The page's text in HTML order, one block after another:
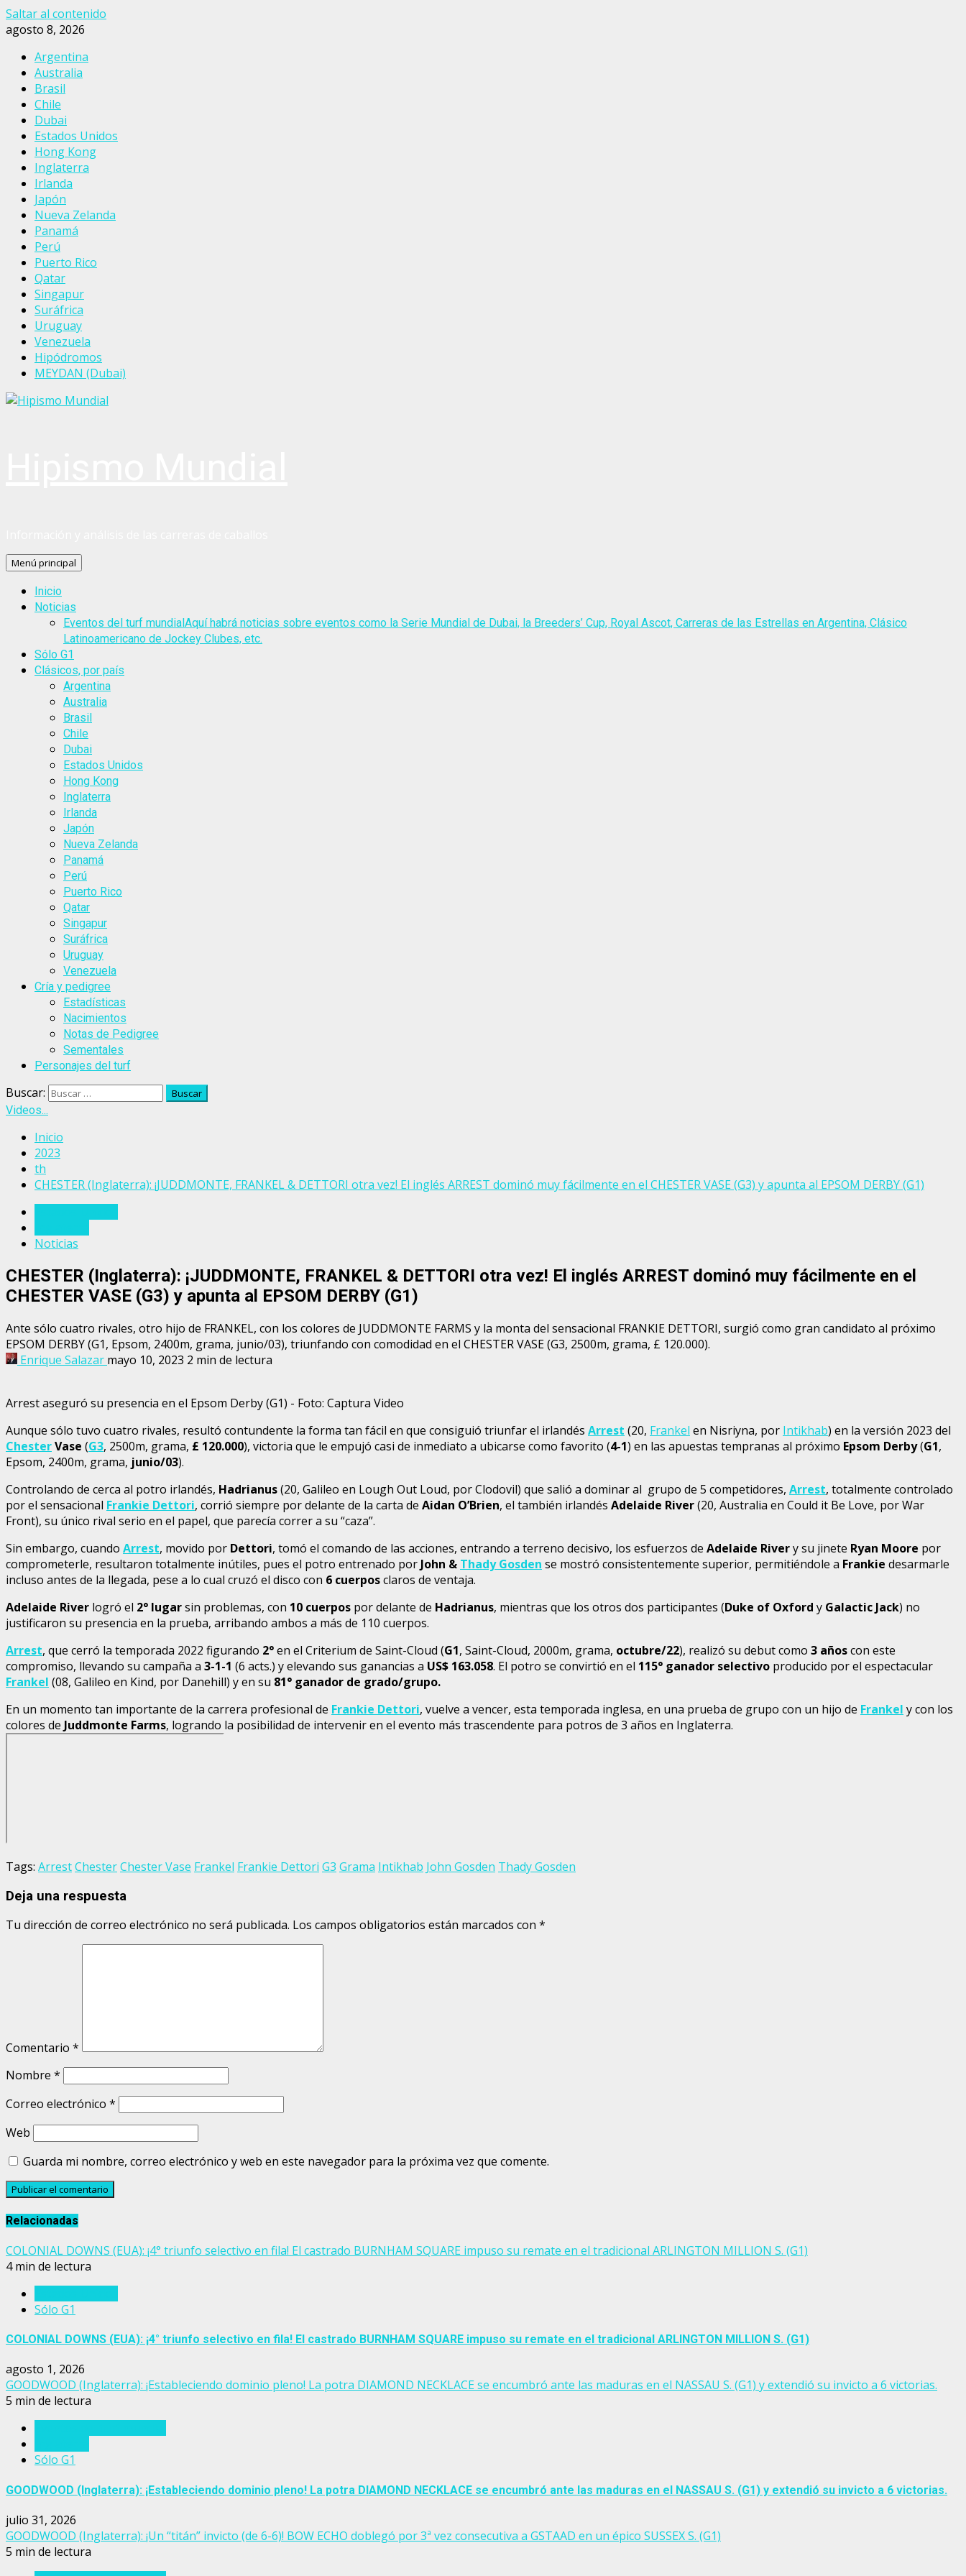
Saltar al contenido
agosto 8, 2026
Argentina
Australia
Brasil
Chile
Dubai
Estados Unidos
Hong Kong
Inglaterra
Irlanda
Japón
Nueva Zelanda
Panamá
Perú
Puerto Rico
Qatar
Singapur
Suráfrica
Uruguay
Venezuela
Hipódromos
MEYDAN (Dubai)
Menú principal
Inicio
Noticias
Eventos del turf mundialAquí habrá noticias sobre eventos como la Serie Mundial de Dubai, la Breeders’ Cup, Royal Ascot, Carreras de las Estrellas en Argentina, Clásico
Latinoamericano de Jockey Clubes, etc.
Sólo G1
Clásicos, por país
Argentina
Australia
Brasil
Chile
Dubai
Estados Unidos
Hong Kong
Inglaterra
Irlanda
Japón
Nueva Zelanda
Panamá
Perú
Puerto Rico
Qatar
Singapur
Suráfrica
Uruguay
Venezuela
Cría y pedigree
Estadísticas
Nacimientos
Notas de Pedigree
Sementales
Personajes del turf
Buscar:
Videos...
Inicio
2023
th
CHESTER (Inglaterra): ¡JUDDMONTE, FRANKEL & DETTORI otra vez! El inglés ARREST dominó muy fácilmente en el CHESTER VASE (G3) y apunta al EPSOM DERBY (G1)
Noticias
CHESTER (Inglaterra): ¡JUDDMONTE, FRANKEL & DETTORI otra vez! El inglés ARREST dominó muy fácilmente en el
CHESTER VASE (G3) y apunta al EPSOM DERBY (G1)
Ante sólo cuatro rivales, otro hijo de FRANKEL, con los colores de JUDDMONTE FARMS y la monta del sensacional FRANKIE DETTORI, surgió como gran candidato al próximo
EPSOM DERBY (G1, Epsom, 2400m, grama, junio/03), triunfando con comodidad en el CHESTER VASE (G3, 2500m, grama, £ 120.000).
Enrique Salazar mayo 10, 2023 2 min de lectura
Arrest aseguró su presencia en el Epsom Derby (G1) - Foto: Captura Video
Aunque sólo tuvo cuatro rivales, resultó contundente la forma tan fácil en que consiguió triunfar el irlandés Arrest (20, Frankel en Nisriyna, por Intikhab) en la versión 2023 del
ChesterVase (G3, 2500m, grama, £ 120.000), victoria que le empujó casi de inmediato a ubicarse como favorito (4-1) en las apuestas tempranas al próximo Epsom Derby(G1,
Epsom, 2400m, grama, junio/03).
Controlando de cerca al potro irlandés, Hadrianus(20, Galileo en Lough Out Loud, por Clodovil) que salió a dominar al grupo de 5 competidores, Arrest, totalmente controlado
por el sensacional Frankie Dettori, corrió siempre por delante de la carta de Aidan O’Brien, el también irlandés Adelaide River(20, Australia en Could it Be Love, por War
Front), su único rival serio en el papel, que parecía correr a su “caza”.
Sin embargo, cuando Arrest, movido por Dettori, tomó el comando de las acciones, entrando a terreno decisivo, los esfuerzos de Adelaide Rivery su jinete Ryan Moore por
comprometerle, resultaron totalmente inútiles, pues el potro entrenado por John & Thady Gosden se mostró consistentemente superior, permitiéndole a Frankie desarmarle
incluso antes de la llegada, pese a lo cual cruzó el disco con 6 cuerposclaros de ventaja.
Adelaide River logró el 2° lugarsin problemas, con 10 cuerpos por delante de Hadrianus, mientras que los otros dos participantes (Duke of Oxford y Galactic Jack) no
justificaron su presencia en la prueba, arribando ambos a más de 110 cuerpos.
Arrest, que cerró la temporada 2022 figurando 2°en el Criterium de Saint-Cloud (G1, Saint-Cloud, 2000m, grama, octubre/22), realizó su debut como 3 añoscon este
compromiso, llevando su campaña a 3-1-1 (6 acts.) y elevando sus ganancias a US$ 163.058. El potro se convirtió en el 115° ganador selectivo producido por el espectacular
Frankel (08, Galileo en Kind, por Danehill) y en su 81° ganador de grado/grupo.
En un momento tan importante de la carrera profesional de Frankie Dettori, vuelve a vencer, esta temporada inglesa, en una prueba de grupo con un hijo de Frankel y con los
colores de Juddmonte Farms, logrando la posibilidad de intervenir en el evento más trascendente para potros de 3 años en Inglaterra.
Tags: ArrestChesterChester Vase Frankel Frankie Dettori G3 Grama Intikhab John Gosden Thady Gosden
Deja una respuesta
Tu dirección de correo electrónico no será publicada. Los campos obligatorios están marcados con *
Comentario *
Nombre *
Correo electrónico *
Web
Guarda mi nombre, correo electrónico y web en este navegador para la próxima vez que comente.
Relacionadas
COLONIAL DOWNS (EUA): ¡4° triunfo selectivo en fila! El castrado BURNHAM SQUARE impuso su remate en el tradicional ARLINGTON MILLION S. (G1)
4 min de lectura
Sólo G1
COLONIAL DOWNS (EUA): ¡4° triunfo selectivo en fila! El castrado BURNHAM SQUARE impuso su remate en el tradicional ARLINGTON MILLION S. (G1)
agosto 1, 2026
GOODWOOD (Inglaterra): ¡Estableciendo dominio pleno! La potra DIAMOND NECKLACE se encumbró ante las maduras en el NASSAU S. (G1) y extendió su invicto a 6 victorias.
5 min de lectura
Sólo G1
GOODWOOD (Inglaterra): ¡Estableciendo dominio pleno! La potra DIAMOND NECKLACE se encumbró ante las maduras en el NASSAU S. (G1) y extendió su invicto a 6 victorias.
julio 31, 2026
GOODWOOD (Inglaterra): ¡Un “titán” invicto (de 6-6)! BOW ECHO doblegó por 3ª vez consecutiva a GSTAAD en un épico SUSSEX S. (G1)
5 min de lectura